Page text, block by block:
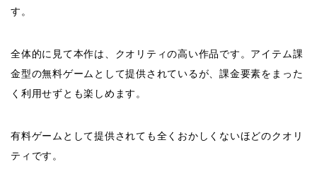
す。
全体的に見て本作は、クオリティの高い作品です。アイテム課
金型の無料ゲームとして提供されているが、課金要素をまった
く利用せずとも楽しめます。
有料ゲームとして提供されても全くおかしくないほどのクオリ
ティです。